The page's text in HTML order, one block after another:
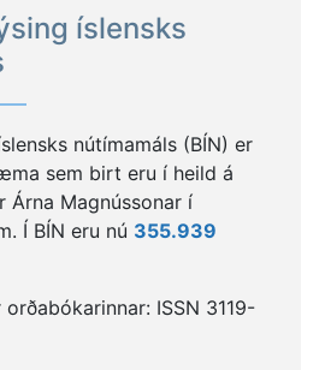
íslensks
nútímamáls (BÍN) er
sem birt eru í heild á
Árna Magnússonar í
Í BÍN eru nú 355.939
ISSN 3119-